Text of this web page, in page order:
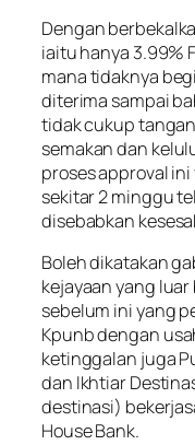
Dengan
iaitu hanya 3.99%
mana tidaknya
diterima sampai
tidak cukup
semakan dan
proses approval
sekitar 2 minggu
disebabkan
Boleh dikatakan
kejayaan yang
sebelum ini yang
Kpunb dengan
ketinggalan juga
dan Ikhtiar
destinasi)
House Bank.